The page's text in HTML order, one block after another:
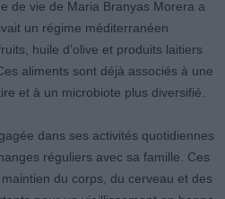
de vie de Maria Branyas Morera a
un régime méditerranéen
huile d’olive et produits laitiers
aliments sont déjà associés à une
et à un microbiote plus diversifié.
dans ses activités quotidiennes
réguliers avec sa famille. Ces
du corps, du cerveau et des